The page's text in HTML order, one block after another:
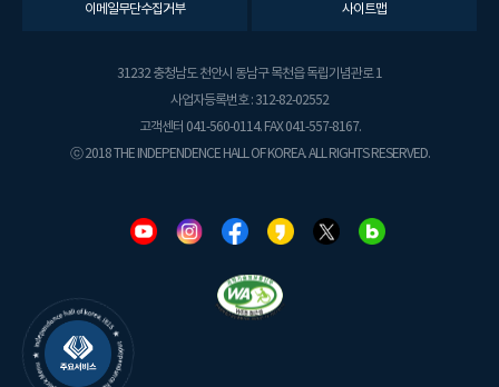
이메일무단수집거부 사이트맵
31232 충청남도 천안시 동남구 목천읍 독립기념관로 1
사업자등록번호 : 312-82-02552
고객센터 041-560-0114. FAX 041-557-8167.
ⓒ 2018 THE INDEPENDENCE HALL OF KOREA. ALL RIGHTS RESERVED.